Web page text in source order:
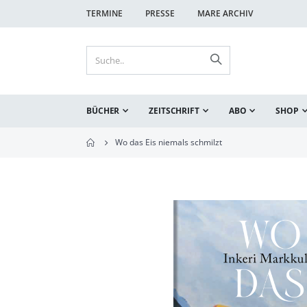
TERMINE PRESSE MARE ARCHIV
BÜCHER ZEITSCHRIFT ABO SHOP
Wo das Eis niemals schmilzt